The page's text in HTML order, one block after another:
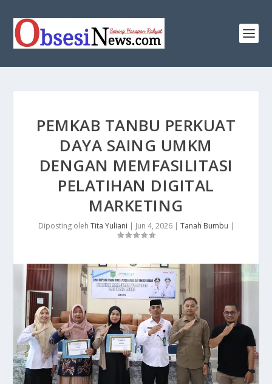
PEMKAB TANBU PERKUAT
DAYA SAING UMKM
DENGAN MEMFASILITASI
PELATIHAN DIGITAL
MARKETING
Diposting oleh Tita Yuliani | Jun 4, 2026| Tanah Bumbu |